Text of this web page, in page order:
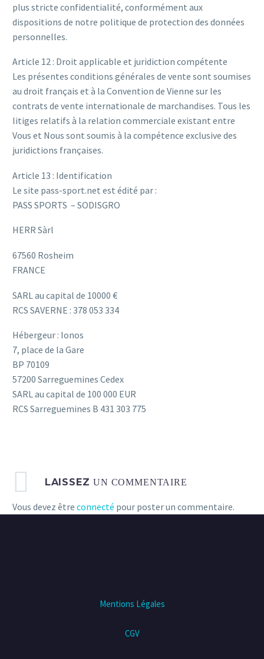
plus stricte confidentialité, conformément aux
dispositions de notre politique de protection des données
personnelles.
Article 12 : Droit applicable et juridiction compétente
Les présentes conditions générales de vente sont soumises
au droit français et à la Convention de Vienne sur les
contrats de vente internationale de marchandises. Tous les
litiges relatifs à la relation commerciale existant entre
Vous et Nous sont soumis à la compétence exclusive des
juridictions françaises.
Article 13 : Identification
Le site pass-sport.net est édité par :
PASS SPORTS – SODISGRO
HERR Sàrl
67560 Rosheim
FRANCE
SARL au capital de 10000 €
RCS SAVERNE : 378 053 334
Hébergeur : Ionos
7, place de la Gare
BP 70109
57200 Sarreguemines Cedex
SARL au capital de 100 000 EUR
RCS Sarreguemines B 431 303 775
LAISSEZUN COMMENTAIRE
Vous devez être connecté pour poster un commentaire.
Mentions Légales
CGV